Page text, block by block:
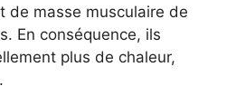
de masse musculaire de
En conséquence, ils
plus de chaleur,